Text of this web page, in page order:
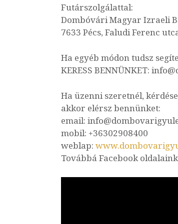
Futárszolgálattal:
Dombóvári Magyar Izraeli
7633 Pécs, Faludi Ferenc
Ha egyéb módon tudsz
KERESS BENNÜNKET:
Ha üzenni szeretnél,
akkor elérsz bennünket:
email:
mobil: +36302908400
weblap:
Továbbá Facebook